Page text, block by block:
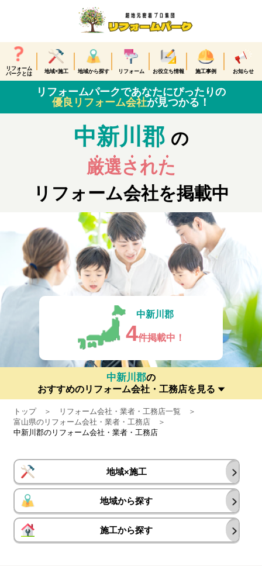
リフォーム
パークとは
地域×施工 地域から探す リフォーム お役立ち情報 施工事例 お知らせ
リフォームパークであなたにぴったりの
優良リフォーム会社が見つかる！
中新川郡 の
厳選された
リフォーム会社を掲載中
中新川郡
4件掲載中！
中新川郡の
おすすめのリフォーム会社・工務店を見る
トップ
リフォーム会社・業者・工務店一覧
富山県のリフォーム会社・業者・工務店
中新川郡のリフォーム会社・業者・工務店
地域×施工
地域から探す
施工から探す